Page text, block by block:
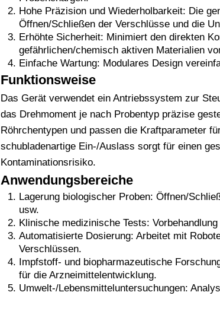
Hohe Präzision und Wiederholbarkeit: Die
Öffnen/Schließen der Verschlüsse und die
Erhöhte Sicherheit: Minimiert den direkten
gefährlichen/chemisch aktiven Materialien
Einfache Wartung: Modulares Design
Funktionsweise
Das Gerät verwendet ein Antriebssystem zur
das Drehmoment je nach Probentyp präzise
Röhrchentypen und passen die Kraftparameter
schubladenartige Ein-/Auslass sorgt für einen
Kontaminationsrisiko.
Anwendungsbereiche
Lagerung biologischer Proben: Öffnen/
usw.
Klinische medizinische Tests:
Automatisierte Dosierung: Arbeitet mit
Verschlüssen.
Impfstoff- und biopharmazeutische
für die Arzneimittelentwicklung.
Umwelt-/Lebensmitteluntersuchungen: